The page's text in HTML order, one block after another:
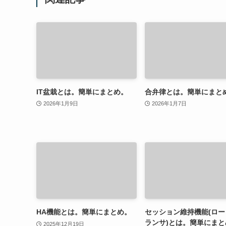
IT盆栽とは。簡単にまとめ。
2026年1月9日
合弁律とは。簡単にまと
2026年1月7日
HA機能とは。簡単にまとめ。
2025年12月19日
セッション維持機能(ロ
ランサ)とは。簡単にま